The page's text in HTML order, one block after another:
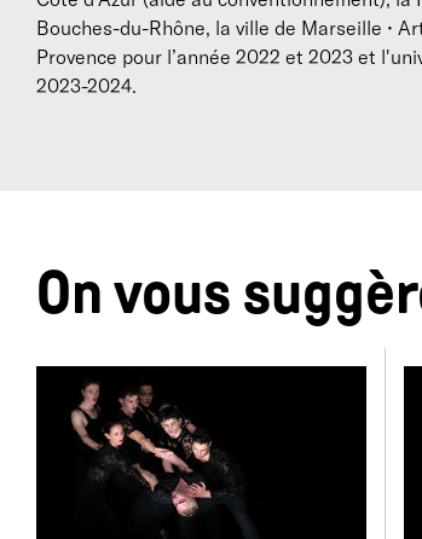
Bouches-du-Rhône, la ville de Marseille •
Provence pour l’année 2022 et 2023 et
2023-2024.
On vous